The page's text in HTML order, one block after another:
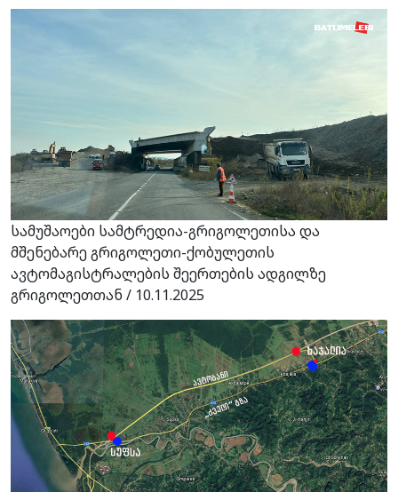
სამუშაოები სამტრედია-გრიგოლეთისა და
მშენებარე გრიგოლეთი-ქობულეთის
ავტომაგისტრალების შეერთების ადგილზე
გრიგოლეთთან / 10.11.2025